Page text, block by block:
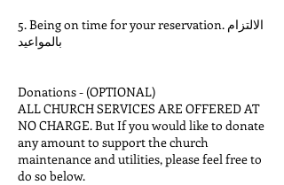
5. Being on time for your reservation. الالتزام
بالمواعيد
Donations - (OPTIONAL)
ALL CHURCH SERVICES ARE OFFERED AT
NO CHARGE. But If you would like to donate
any amount to support the church
maintenance and utilities, please feel free to
do so below.